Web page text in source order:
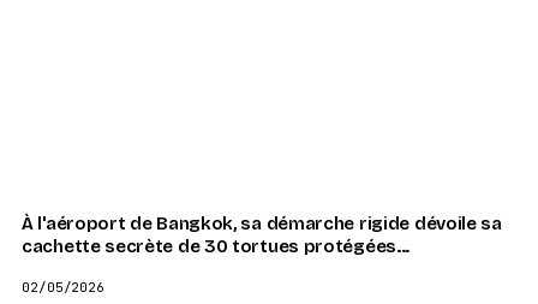
À l'aéroport de Bangkok, sa démarche rigide dévoile sa
cachette secrète de 30 tortues protégées...
02/05/2026